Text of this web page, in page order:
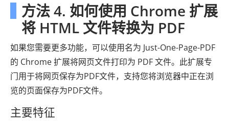
方法 4. 如何使用 Chrome 扩展
将 HTML 文件转换为 PDF
如果您需要更多功能，可以使用名为 Just-One-Page-PDF
的 Chrome 扩展将网页文件打印为 PDF 文件。此扩展专
门用于将网页保存为PDF文件，支持您将浏览器中正在浏
览的页面保存为PDF文件。
主要特征